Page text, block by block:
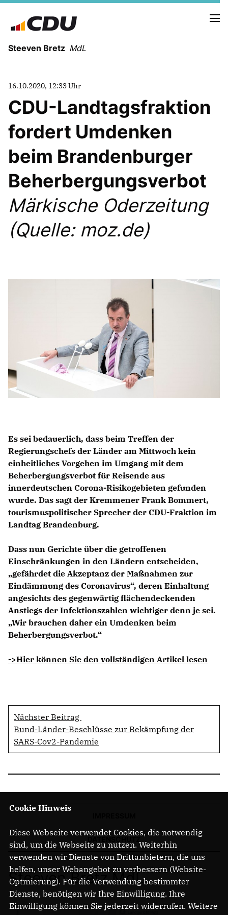
Steeven Bretz MdL
VITA
WAHLKREISBESUCHE
PRESSEFOTOS
MEIN BÜRGERBÜRO
MEIN WAHLKREIS
ZIELE
Redebeiträge
Anträge CDU
CDU Deutschland
CDU Brandenburg
CDU Potsdam
16.10.2020, 12:33 Uhr
CDU-Landtagsfraktion
fordert Umdenken
beim Brandenburger
Beherbergungsverbot
Märkische Oderzeitung
(Quelle: moz.de)
Es sei bedauerlich, dass beim Treffen der
Regierungschefs der Länder am Mittwoch kein
einheitliches Vorgehen im Umgang mit dem
Beherbergungsverbot für Reisende aus
innerdeutschen Corona-Risikogebieten gefunden
wurde. Das sagt der Kremmener Frank Bommert,
tourismuspolitischer Sprecher der CDU-Fraktion im
Landtag Brandenburg.
Dass nun Gerichte über die getroffenen
Einschränkungen in den Ländern entscheiden,
gefährdet die Akzeptanz der Maßnahmen zur
Eindämmung des Coronavirus“, deren Einhaltung
angesichts des gegenwärtig flächendeckenden
Anstiegs der Infektionszahlen wichtiger denn je sei.
Wir brauchen daher ein Umdenken beim
Beherbergungsverbot.“
->Hier können Sie den vollständigen Artikel lesen
Nächster Beitrag
Bund-Länder-Beschlüsse zur Bekämpfung der
SARS-Cov2-Pandemie
Steeven Bretz MdL
Cookie Hinweis
Diese Webseite verwendet Cookies, die notwendig
sind, um die Webseite zu nutzen. Weiterhin
verwenden wir Dienste von Drittanbietern, die uns
helfen, unser Webangebot zu verbessern (Website-
Optmierung). Für die Verwendung bestimmter
Dienste, benötigen wir Ihre Einwilligung. Ihre
Einwilligung können Sie jederzeit widerrufen. Weitere